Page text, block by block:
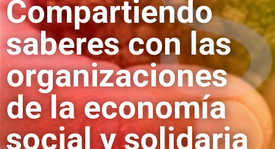
Compartiendo
saberes con las
organizaciones
de la economía
social y solidaria